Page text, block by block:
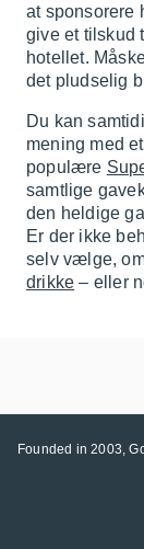
at sponsorere
give et tilskud
hotellet.
det pludselig
Du kan
mening med
populære
samtlige
den heldige
Er der ikke
selv vælge,
drikke – eller
Founded in 2003,